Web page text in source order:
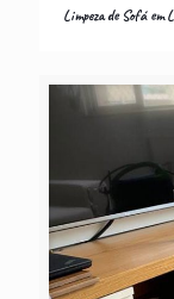
Limpeza de Sofá em